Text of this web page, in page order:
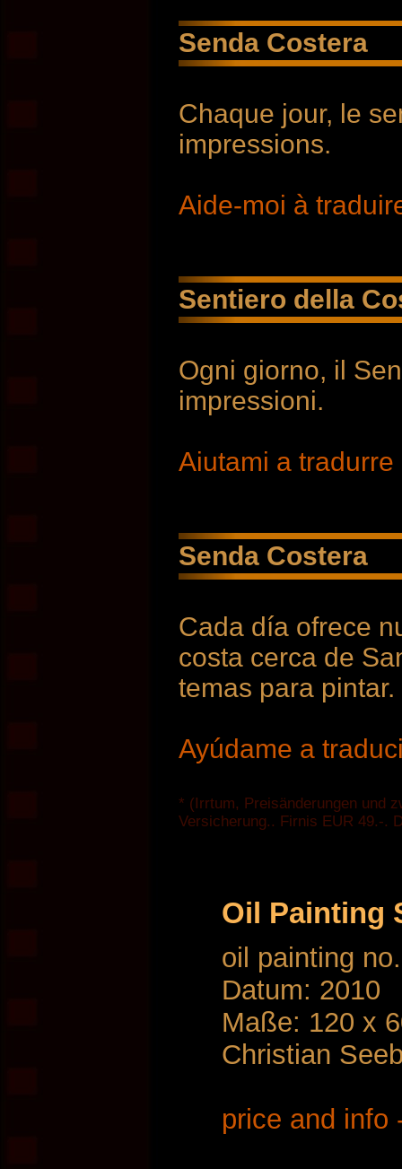
Senda Costera
Chaque jour, le
impressions.
Aide-moi à
Sentiero della
Ogni giorno, il
impressioni.
Aiutami a
Senda Costera
Cada día ofrece
costa cerca de
temas para pintar.
Ayúdame a
* (Irrtum, Preisänderungen und
Versicherung.. Firnis EUR 49.-.
Oil Painting
oil painting
Datum: 2010
Maße: 120 x
Christian
price and info